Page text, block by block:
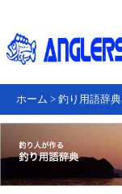
ホーム > 釣り用語辞典